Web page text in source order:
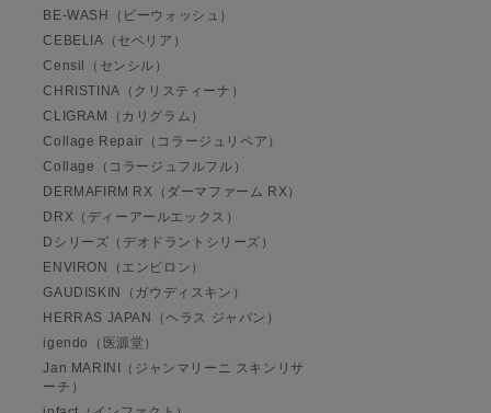
BE-WASH（ビーウォッシュ）
CEBELIA（セベリア）
Censil（センシル）
CHRISTINA（クリスティーナ）
CLIGRAM（カリグラム）
Collage Repair（コラージュリペア）
Collage（コラージュフルフル）
DERMAFIRM RX（ダーマファーム RX）
DRX（ディーアールエックス）
Dシリーズ（デオドラントシリーズ）
ENVIRON（エンビロン）
GAUDISKIN（ガウディスキン）
HERRAS JAPAN（ヘラス ジャパン）
igendo（医源堂）
Jan MARINI（ジャンマリーニ スキンリサ
ーチ）